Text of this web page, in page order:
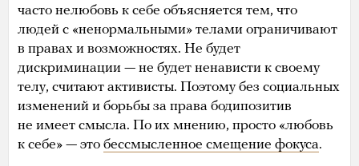
часто нелюбовь к себе объясняется тем, что
людей с «ненормальными» телами ограничивают
в правах и возможностях. Не будет
дискриминации — не будет ненависти к своему
телу, считают активисты. Поэтому без социальных
изменений и борьбы за права бодипозитив
не имеет смысла. По их мнению, просто «любовь
к себе» — это бессмысленное смещение фокуса.